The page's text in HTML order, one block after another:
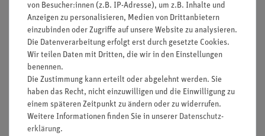
Artikel-Nr.:CHE-881320631
Polyethylen, 100 g
20,40 €
Artikel-Nr.:CHE-882357822
Phloroglucinlösung
6,70 €
von Besucher:innen (z.B. IP-Adresse), um z.B. Inhalte und
Anzeigen zu personalisieren, Medien von Drittanbietern
einzubinden oder Zugriffe auf unsere Website zu analysieren.
Die Datenverarbeitung erfolgt erst durch gesetzte Cookies.
Wir teilen Daten mit Dritten, die wir in den Einstellungen
benennen.
Die Zustimmung kann erteilt oder abgelehnt werden. Sie
haben das Recht, nicht einzuwilligen und die Einwilligung zu
einem späteren Zeitpunkt zu ändern oder zu widerrufen.
Weitere Informationen finden Sie in unserer Daten­schutz­
erklärung.